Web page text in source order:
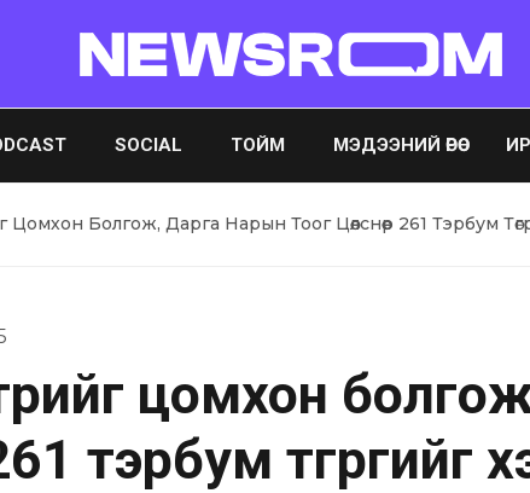
SOCIAL ТОЙМ МЭДЭЭНИЙ ӨРӨӨ
Цомхон Болгож, Дарга Нарын Тоог Цөөлснөөр 261 Тэрбум
цомхон
261 тэрбум